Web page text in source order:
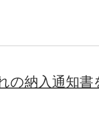
の納入通知